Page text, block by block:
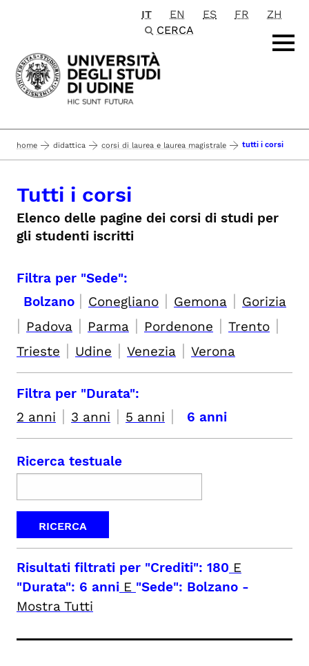
Passa al contenuto principale
IT EN ES FR
ZH
CERCA
home didattica corsi di laurea e laurea magistrale tutti i corsi
Tutti i corsi
Elenco delle pagine dei corsi di studi per
gli studenti iscritti
Filtra per "Sede":
Bolzano | Conegliano | Gemona | Gorizia
| Padova | Parma | Pordenone | Trento |
Trieste | Udine | Venezia | Verona
Filtra per "Durata":
2 anni | 3 anni | 5 anni | 6 anni
Ricerca testuale
Risultati filtrati per "Crediti": 180 E
"Durata": 6 anni E "Sede": Bolzano -
Mostra Tutti